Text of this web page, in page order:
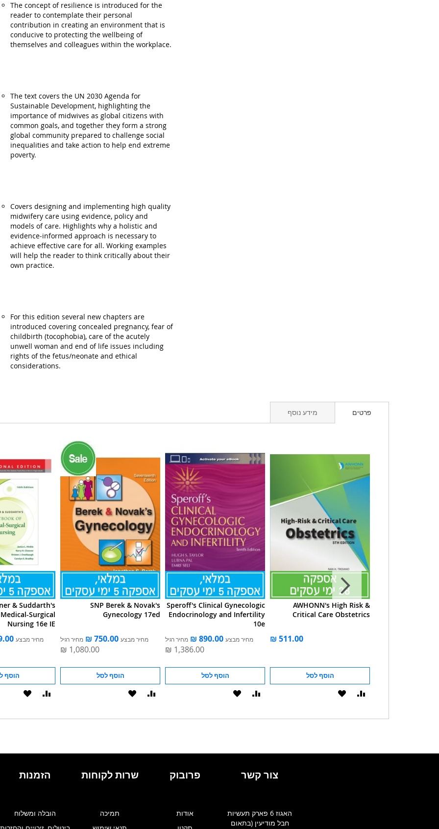
The concept of resilience is introduced for the
reader to contemplate their personal
contribution in creating an environment that is
conducive to protecting the wellbeing of
themselves and colleagues within the workplace.
The text covers the UN 2030 Agenda for
Sustainable Development, highlighting the
importance of midwives as global citizens with
common goals, and together they form a strong
global community prepared to challenge social
inequalities and take action to help end extreme
poverty.
Covers designing and implementing high quality
midwifery care using evidence, policy and
models of care. Highlights why a holistic and
evidence-informed approach is necessary to
achieve effective care for all. Working examples
will help the reader to think critically about their
own practice.
For this edition several new chapters are
introduced covering concealed pregnancy, fear of
childbirth (tocophobia), care of the acutely
unwell woman and end of life issues including
rights of the fetus/neonate and ethical
considerations.
פרטים
& Suddarth's
Surgical
Nursing 16e IE
מחיר מבצע
הוסף
הוסף
SNP Berek & Novak's
Gynecology 17ed
מחיר מבצע מחיר רגיל
הוסף לסל
הוסף
Speroff's Clinical Gynecologic
Endocrinology and Infertility
10e
מחיר מבצע מחיר רגיל
הוסף לסל
הוסף
AWHONN's High Risk &
Critical Care Obstetrics
הוסף לסל
הוסף
מידע נוסף
צור קשר
האגוז 6 פארק תעשיות
חבל מודיעין (בתאום
פרובוק
אודות
שרות לקוחות
תמיכה
הזמנות
הובלה ומשלוח